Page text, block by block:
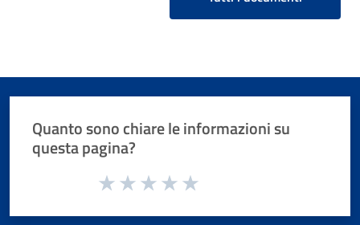
Quanto sono chiare le informazioni su
questa pagina?
Valuta da 1 a 5 stelle la pagina